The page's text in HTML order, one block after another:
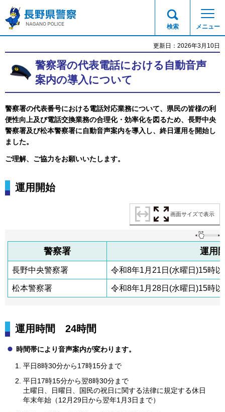
長野県警察
検索 メニュー
更新日：2026年3月10日
警察署の代表電話における自動音声
案内の導入について
警察署の代表番号における電話対応業務について、県民の皆様の利
便性向上及び電話交換業務の合理化・効率化を図るため、長野中央
警察署及び松本警察署に自動音声案内を導入し、終日運用を開始し
ました。
ご理解、ご協力をお願いいたします。
運用開始
画面サイズで表示
警察署 運用
長野中央警察署 令和8年1月21日(水曜日)15時
松本警察署 令和8年1月28日(水曜日)15時
運用時間 24時間
時間帯により音声案内が変わります。
平日8時30分から17時15分まで
平日17時15分から翌8時30分まで
土曜日、日曜日、国民の祝日に関する法律に規定する休日
年末年始（12月29日から翌年1月3日まで）